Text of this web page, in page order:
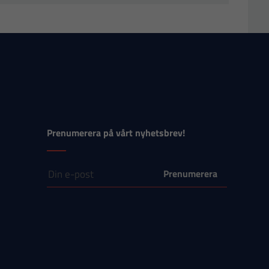
Prenumerera på vårt nyhetsbrev!
E-post